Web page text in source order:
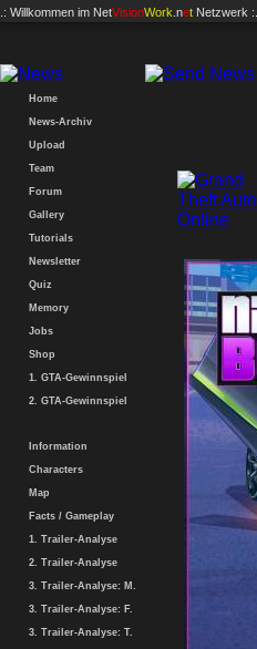
.: Willkommen im NetVisionWork .net Netzwerk :.
Home
News-Archiv
Upload
Team
Forum
Gallery
Tutorials
Newsletter
Quiz
Memory
Jobs
Shop
1. GTA-Gewinnspiel
2. GTA-Gewinnspiel
Information
Characters
Map
Facts / Gameplay
1. Trailer-Analyse
2. Trailer-Analyse
3. Trailer-Analyse: M.
3. Trailer-Analyse: F.
3. Trailer-Analyse: T.